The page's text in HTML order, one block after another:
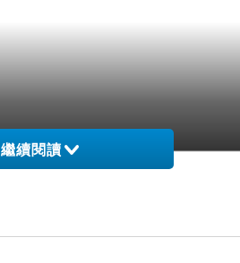
繼續閱讀